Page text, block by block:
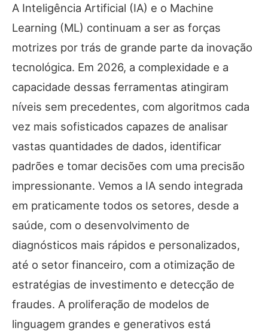
A Inteligência Artificial (IA) e o Machine
Learning (ML) continuam a ser as forças
motrizes por trás de grande parte da inovação
tecnológica. Em 2026, a complexidade e a
capacidade dessas ferramentas atingiram
níveis sem precedentes, com algoritmos cada
vez mais sofisticados capazes de analisar
vastas quantidades de dados, identificar
padrões e tomar decisões com uma precisão
impressionante. Vemos a IA sendo integrada
em praticamente todos os setores, desde a
saúde, com o desenvolvimento de
diagnósticos mais rápidos e personalizados,
até o setor financeiro, com a otimização de
estratégias de investimento e detecção de
fraudes. A proliferação de modelos de
linguagem grandes e generativos está